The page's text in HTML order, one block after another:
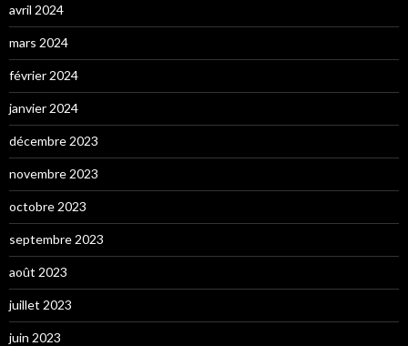
avril 2024
mars 2024
février 2024
janvier 2024
décembre 2023
novembre 2023
octobre 2023
septembre 2023
août 2023
juillet 2023
juin 2023